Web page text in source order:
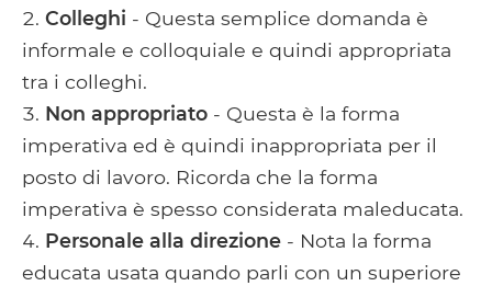
Colleghi - Questa semplice domanda è
informale e colloquiale e quindi appropriata
tra i colleghi.
Non appropriato - Questa è la forma
imperativa ed è quindi inappropriata per il
posto di lavoro. Ricorda che la forma
imperativa è spesso considerata maleducata.
Personale alla direzione - Nota la forma
educata usata quando parli con un superiore